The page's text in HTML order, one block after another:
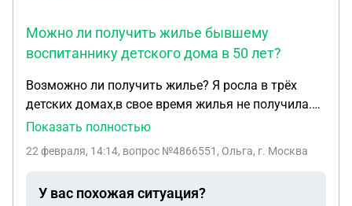
Реально ли это сделать? Дополнительный факт:
Автомобиль используется для семейных поездок.
Моя супруга находится на 5-м месяце
беременности. Из-за неработающего климат-
контроля мы не можем комфортно пользоваться
машиной, что создает дополнительный стресс и
это обстоятельство может усиливать требования
существенность недостатка (невозможность
Можно ли получить жилье бывшему
воспитаннику детского дома в 50 лет?
Возможно ли получить жилье? Я росла в трёх
детских домах,в свое время жилья не получила.
Сейчас мне 50 лет. Куда мне обратиться, чтобы
ли получить жильё в таком возрасте?
Показать полностью
22 февраля, 14:14, вопрос №4866551, Ольга, г. Москва
У вас похожая ситуация?